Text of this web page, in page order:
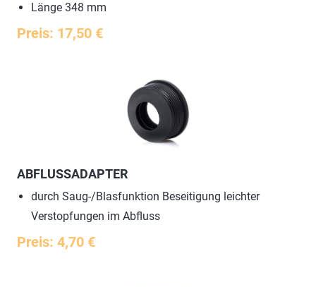
Länge 348 mm
Preis: 17,50 €
ABFLUSSADAPTER
durch Saug-/Blasfunktion Beseitigung leichter
Verstopfungen im Abfluss
Preis: 4,70 €